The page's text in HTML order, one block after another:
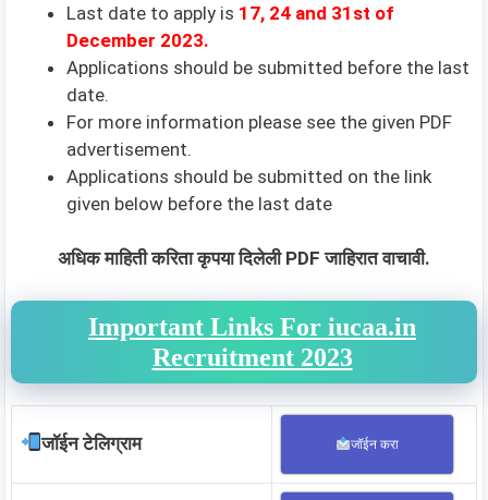
Last date to apply is 17, 24 and 31st of
December 2023.
Applications should be submitted before the last
date.
For more information please see the given PDF
advertisement.
Applications should be submitted on the link
given below before the last date
अधिक माहिती करिता कृपया दिलेली PDF जाहिरात वाचावी.
Important Links For iucaa.in
Recruitment 2023
जॉईन टेलिग्राम जॉईन करा